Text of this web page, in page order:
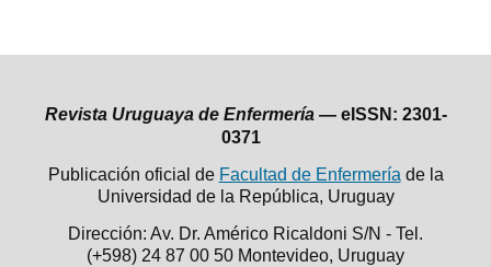
Revista Uruguaya de Enfermería — eISSN: 2301-
0371
Publicación oficial de Facultad de Enfermería de la
Universidad de la República, Uruguay
Dirección: Av. Dr. Américo Ricaldoni S/N - Tel.
(+598) 24 87 00 50 Montevideo, Uruguay